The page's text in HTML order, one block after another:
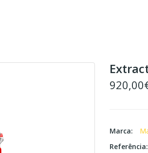
Marca:
Referência: